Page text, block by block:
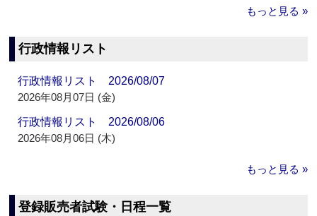
もっと見る »
行政情報リスト
行政情報リスト 2026/08/07
2026年08月07日 (金)
行政情報リスト 2026/08/06
2026年08月06日 (木)
もっと見る »
登録販売者試験・日程一覧